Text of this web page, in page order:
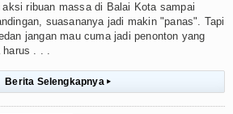
ribuan massa di Balai Kota sampai
suasananya jadi makin "panas". Tapi
jangan mau cuma jadi penonton yang
harus . . .
Berita Selengkapnya ▸